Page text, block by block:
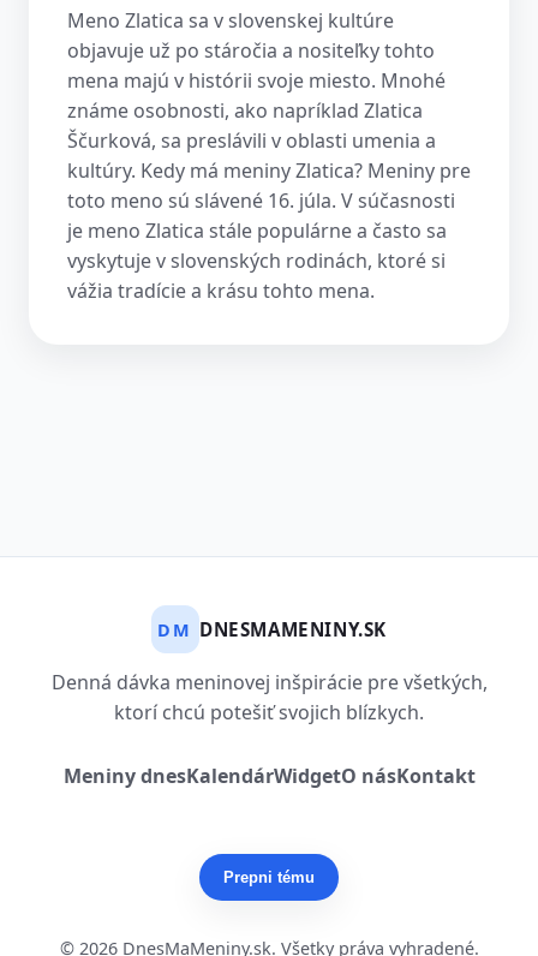
Meno Zlatica sa v slovenskej kultúre
objavuje už po stáročia a nositeľky tohto
mena majú v histórii svoje miesto. Mnohé
známe osobnosti, ako napríklad Zlatica
Ščurková, sa preslávili v oblasti umenia a
kultúry. Kedy má meniny Zlatica? Meniny pre
toto meno sú slávené 16. júla. V súčasnosti
je meno Zlatica stále populárne a často sa
vyskytuje v slovenských rodinách, ktoré si
vážia tradície a krásu tohto mena.
DM DNESMAMENINY.SK
Denná dávka meninovej inšpirácie pre všetkých,
ktorí chcú potešiť svojich blízkych.
Meniny dnesKalendárWidgetO násKontakt
Prepni tému
© 2026 DnesMaMeniny.sk. Všetky práva vyhradené.